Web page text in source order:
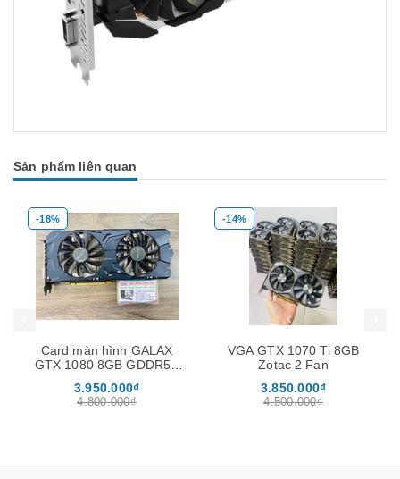
Sản phẩm liên quan
-18%
Card màn hình GALAX
GTX 1080 8GB GDDR5X
3.950.000₫
4.800.000₫
-14%
VGA GTX 1070 Ti 8GB
Zotac 2 Fan
3.850.000₫
4.500.000₫
Mua hàng